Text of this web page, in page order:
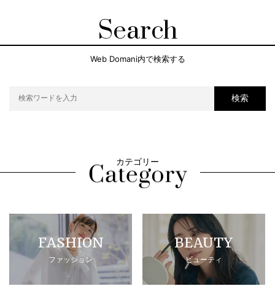
Search
Web Domani内で検索する
検索
カテゴリー
FASHION
ファッション
BEAUTY
ビューティ